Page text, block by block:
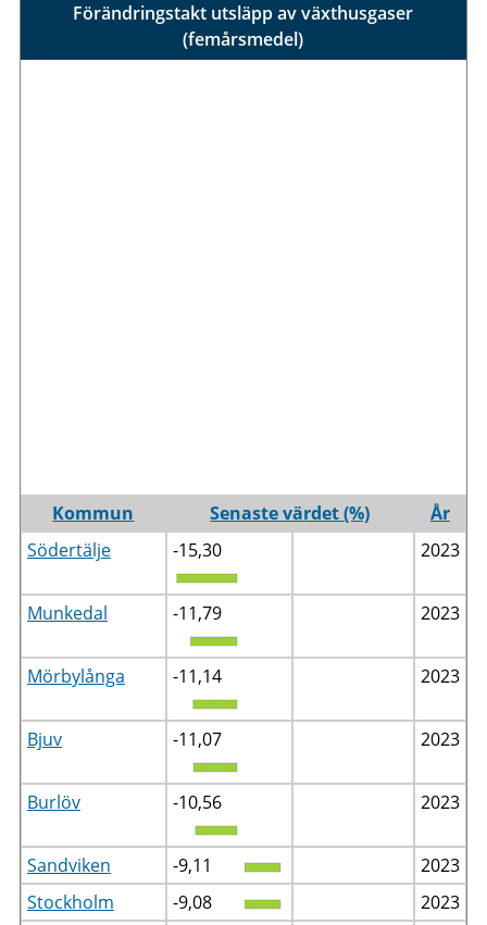
Förändringstakt utsläpp av växthusgaser
(femårsmedel)
Kommun Senaste värdet (%)
År
Södertälje
-15,30 2023
Munkedal -11,79 2023
Mörbylånga -11,14 2023
Bjuv -11,07 2023
Burlöv -10,56 2023
Sandviken -9,11
2023
Stockholm
-9,08
2023